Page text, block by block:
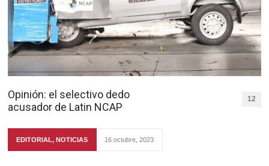
Opinión: el selectivo dedo
acusador de Latin NCAP
12
EDITORIAL,NOTICIAS 16 octubre, 2023